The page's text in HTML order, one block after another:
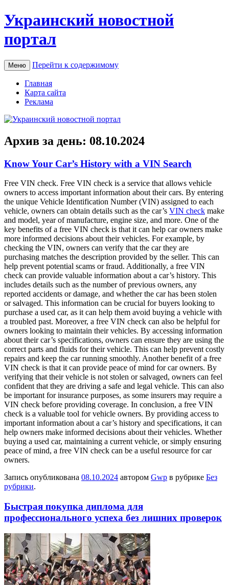
Украинский новостной
портал
Меню Перейти к содержимому
Главная
Карта сайта
Реклама
Архив за день: 08.10.2024
Know Your Car’s History with a VIN Search
Free VIN check. Free VIN check is a service that allows vehicle
owners to access important information about their cars. By entering
the unique Vehicle Identification Number (VIN) assigned to each
vehicle, owners can obtain details such as the car’s VIN check make
and model, year of manufacture, engine size, and more. One of the
key benefits of a free VIN check is that it can help car owners make
more informed decisions about their vehicles. For example, by
checking the VIN, owners can verify that the car they are
purchasing matches the description provided by the seller. This can
help prevent potential scams or fraud. Additionally, a free VIN
check can provide valuable information about a car’s history. This
includes details such as the number of previous owners, any
reported accidents or damage, and whether the car has been stolen
or salvaged. This information can be crucial for buyers looking to
purchase a used car, as it can help them avoid buying a vehicle with
a troubled past. Moreover, a free VIN check can also be helpful for
owners looking to maintain their vehicles. By accessing information
about their car’s specifications, owners can ensure they are using the
correct parts and fluids for their vehicle. This can help prevent costly
repairs and keep the car running smoothly. Another benefit of a free
VIN check is that it can provide peace of mind for car owners. By
verifying that their vehicle is not stolen or salvaged, owners can feel
confident that they are driving a safe and legal vehicle. This can also
be important for insurance purposes, as some insurers may require a
VIN check before providing coverage. In conclusion, a free VIN
check is a valuable tool for vehicle owners. By providing access to
important information about a car’s history and specifications, it can
help owners make informed decisions about their vehicles. Whether
buying a used car, maintaining a current vehicle, or simply ensuring
peace of mind, a free VIN check can be a useful resource for car
owners.
Запись опубликована 08.10.2024 автором Gwp в рубрике Без
рубрики.
Быстрая покупка диплома для
профессионального успеха без лишних проверок